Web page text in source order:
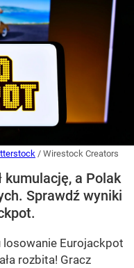
/ Wirestock Creators
kumulację, a Polak
Sprawdź wyniki
Eurojackpot
rozbita! Gracz